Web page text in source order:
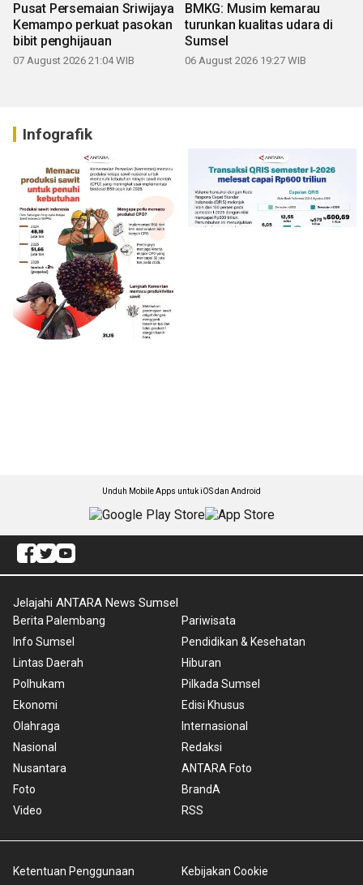
Pusat Persemaian Sriwijaya
Kemampo perkuat pasokan
bibit penghijauan
07 August 2026 21:04 WIB
BMKG: Musim kemarau
turunkan kualitas udara di
Sumsel
06 August 2026 19:27 WIB
Infografik
Unduh Mobile Apps untuk iOS dan Android
Jelajahi ANTARA News Sumsel
Berita Palembang
Info Sumsel
Lintas Daerah
Polhukam
Ekonomi
Olahraga
Nasional
Nusantara
Foto
Video
Pariwisata
Pendidikan & Kesehatan
Hiburan
Pilkada Sumsel
Edisi Khusus
Internasional
Redaksi
ANTARA Foto
BrandA
RSS
Ketentuan Penggunaan Kebijakan Cookie